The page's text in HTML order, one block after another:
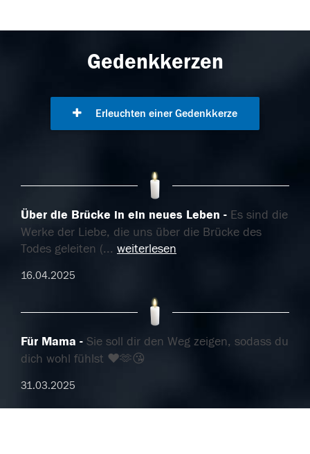
Gedenkkerzen
Erleuchten einer Gedenkkerze
Über die Brücke in ein neues Leben
Es sind die
Werke der Liebe, die uns über die Brücke des
Todes geleiten (... weiterlesen
16.04.2025
Für Mama
Sie soll dir den Weg zeigen, sodass du
dich wohl fühlst ❤️🫶😘
31.03.2025